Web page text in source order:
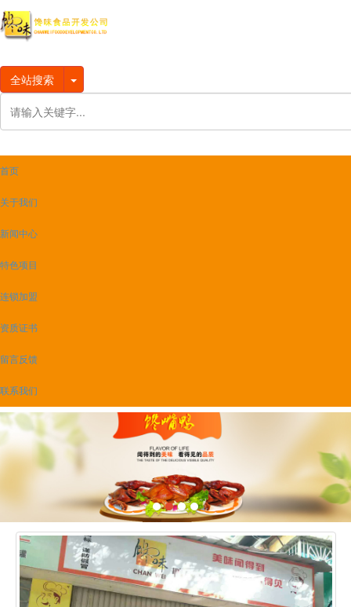
全站搜索
首页
关于我们
新闻中心
特色项目
连锁加盟
资质证书
留言反馈
联系我们